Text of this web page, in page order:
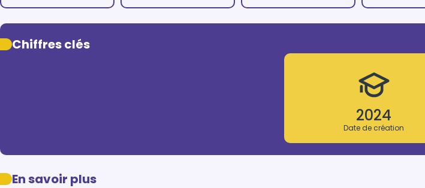
Chiffres clés
2024
Date de création
En savoir plus